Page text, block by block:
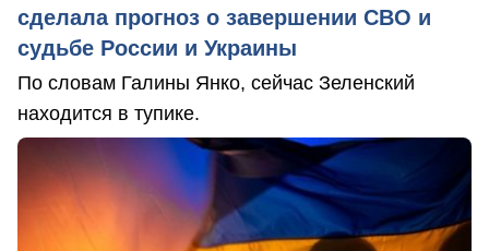
сделала прогноз о завершении СВО и
судьбе России и Украины
По словам Галины Янко, сейчас Зеленский
находится в тупике.